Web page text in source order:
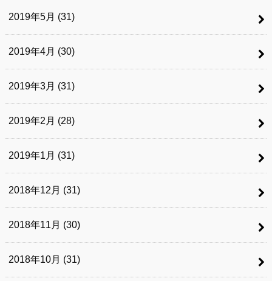
2019年5月 (31)
2019年4月 (30)
2019年3月 (31)
2019年2月 (28)
2019年1月 (31)
2018年12月 (31)
2018年11月 (30)
2018年10月 (31)